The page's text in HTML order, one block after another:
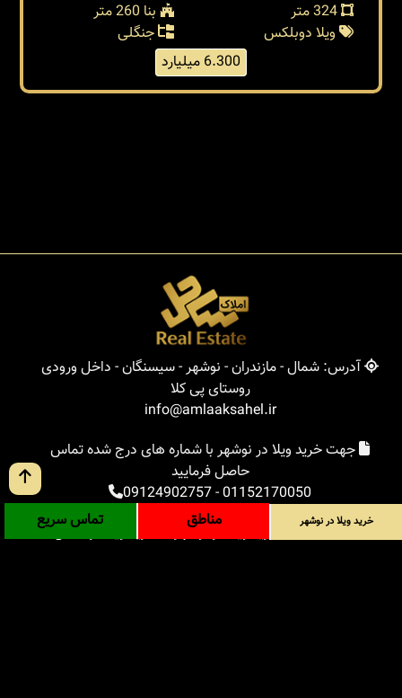
بنا 260 متر
ویلا دوبلکس
جنگلی
6.300 میلیارد
آدرس: شمال - مازندران - نوشهر - سیسنگان - داخل ورودی
روستای پی کلا
info@amlaaksahel.ir
جهت خرید ویلا در نوشهر با شماره های درج شده تماس
حاصل فرمایید
01152170050
-
09124902757
املاک ساحل
خرید ویلا در نوشهر
خرید ویلا در شمال
خرید ویلا در نوشهر مناطق تماس سریع